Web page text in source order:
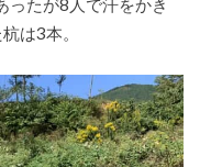
ったが8人で汗をかき
は3本。